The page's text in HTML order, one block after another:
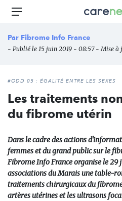
Aller
principal
des
Menu
Par Fibrome Info France
- Publié le 15 juin 2019 - 08:57 - Mise à
#ODD 05 : ÉGALITÉ ENTRE LES SEXES
Les traitements
du fibrome utérin
Dans le cadre des actions
femmes et du grand public sur le
Fibrome Info France organise le 29
associations du Marais une table-
traitements chirurgicaux du
artères utérines et les ultrasons